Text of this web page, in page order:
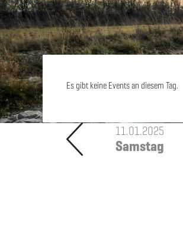
Es gibt keine Events an diesem Tag.
11.01.2025
Samstag